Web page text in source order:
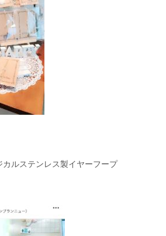
ルステンレス製イヤーフープ